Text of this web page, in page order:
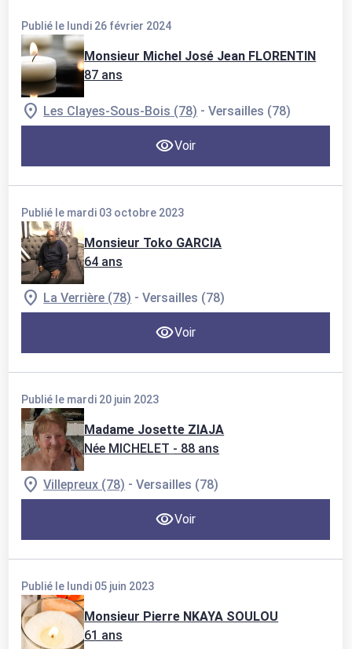
Publié le lundi 26 février 2024
Monsieur Michel José Jean FLORENTIN
87 ans
Les Clayes-Sous-Bois (78) -Versailles (78)
Voir
Publié le mardi 03 octobre 2023
Monsieur Toko GARCIA
64 ans
La Verrière (78) -Versailles (78)
Voir
Publié le mardi 20 juin 2023
Madame Josette ZIAJA
Née MICHELET - 88 ans
Villepreux (78) -Versailles (78)
Voir
Publié le lundi 05 juin 2023
Monsieur Pierre NKAYA SOULOU
61 ans